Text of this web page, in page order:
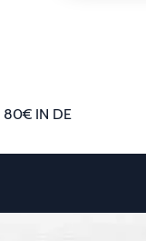
80€ IN DE